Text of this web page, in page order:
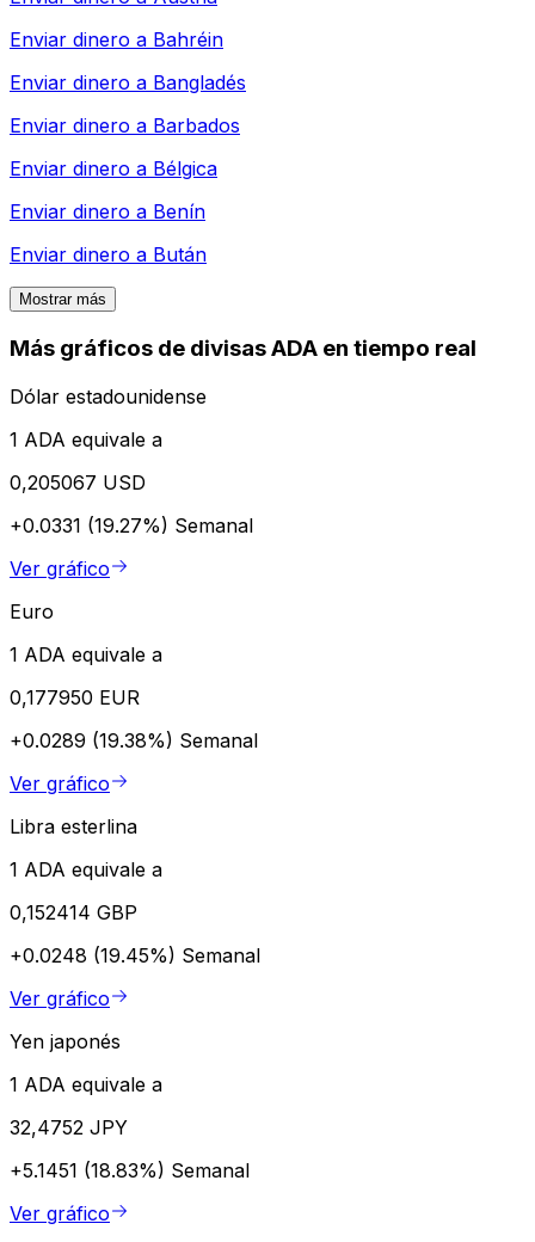
Enviar dinero a Bahréin
Enviar dinero a Bangladés
Enviar dinero a Barbados
Enviar dinero a Bélgica
Enviar dinero a Benín
Enviar dinero a Bután
Mostrar más
Más gráficos de divisas ADA en tiempo real
Dólar estadounidense
1 ADA equivale a
0,205067 USD
+0.0331 (19.27%) Semanal
Ver gráfico
Euro
1 ADA equivale a
0,177950 EUR
+0.0289 (19.38%) Semanal
Ver gráfico
Libra esterlina
1 ADA equivale a
0,152414 GBP
+0.0248 (19.45%) Semanal
Ver gráfico
Yen japonés
1 ADA equivale a
32,4752 JPY
+5.1451 (18.83%) Semanal
Ver gráfico